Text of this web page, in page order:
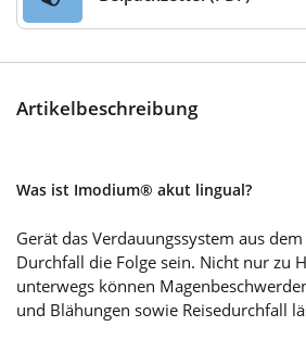
Artikelbeschreibung
Was ist Imodium® akut lingual?
Gerät das Verdauungssystem aus
Durchfall die Folge sein. Nicht nur zu
unterwegs können
und Blähungen sowie Reisedurchfall